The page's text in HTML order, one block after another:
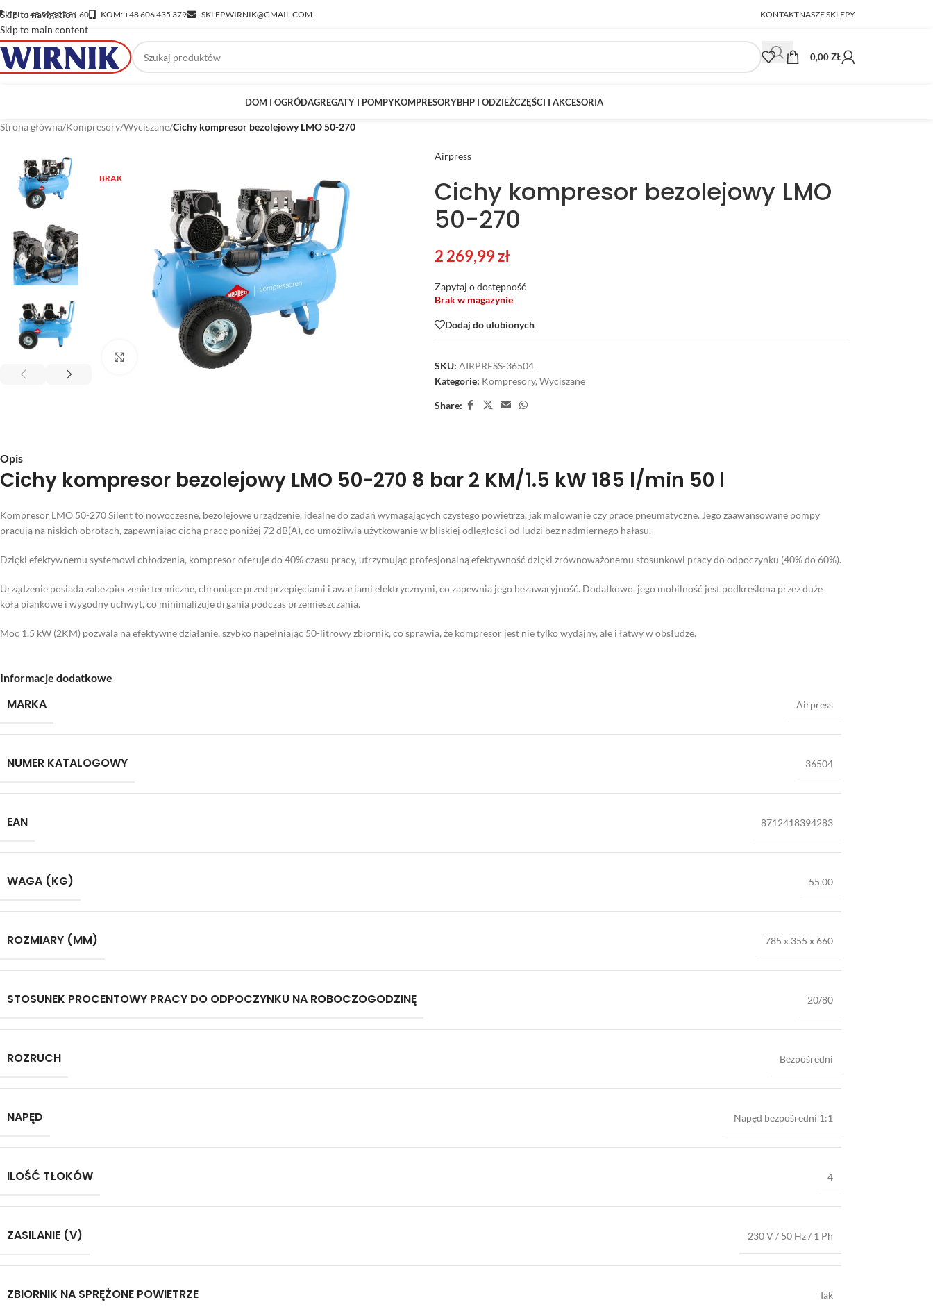
Skip to navigation
Skip to main content
TEL: +48 52 397 81 60 KOM: +48 606 435 379 SKLEP.WIRNIK@GMAIL.COM KONTAKTNASZE SKLEPY
0,00ZŁ
DOM I OGRÓDAGREGATY I POMPYKOMPRESORYBHP I ODZIEŻCZĘŚCI I AKCESORIA
Strona główna/Kompresory/Wyciszane/Cichy kompresor bezolejowy LMO 50-270
BRAK
Kliknij aby powiększyć
Airpress
Cichy kompresor bezolejowy LMO
50-270
2 269,99zł
Zapytaj o dostępność
Brak w magazynie
Dodaj do ulubionych
SKU: AIRPRESS-36504
Kategorie: Kompresory, Wyciszane
Share:
Opis
Cichy kompresor bezolejowy LMO 50-270 8 bar 2 KM/1.5 kW 185 l/min 50 l
Kompresor LMO 50-270 Silent to nowoczesne, bezolejowe urządzenie, idealne do zadań wymagających czystego powietrza, jak malowanie czy prace pneumatyczne. Jego zaawansowane pompy
pracują na niskich obrotach, zapewniając cichą pracę poniżej 72 dB(A), co umożliwia użytkowanie w bliskiej odległości od ludzi bez nadmiernego hałasu.
Dzięki efektywnemu systemowi chłodzenia, kompresor oferuje do 40% czasu pracy, utrzymując profesjonalną efektywność dzięki zrównoważonemu stosunkowi pracy do odpoczynku (40% do 60%).
Urządzenie posiada zabezpieczenie termiczne, chroniące przed przepięciami i awariami elektrycznymi, co zapewnia jego bezawaryjność. Dodatkowo, jego mobilność jest podkreślona przez duże
koła piankowe i wygodny uchwyt, co minimalizuje drgania podczas przemieszczania.
Moc 1.5 kW (2KM) pozwala na efektywne działanie, szybko napełniając 50-litrowy zbiornik, co sprawia, że kompresor jest nie tylko wydajny, ale i łatwy w obsłudze.
Informacje dodatkowe
MARKA Airpress
NUMER KATALOGOWY 36504
EAN 8712418394283
WAGA (KG) 55,00
ROZMIARY (MM) 785 x 355 x 660
STOSUNEK PROCENTOWY PRACY DO ODPOCZYNKU NA ROBOCZOGODZINĘ 20/80
ROZRUCH Bezpośredni
NAPĘD Napęd bezpośredni 1:1
ILOŚĆ TŁOKÓW 4
ZASILANIE (V) 230 V / 50 Hz / 1 Ph
ZBIORNIK NA SPRĘŻONE POWIETRZE Tak